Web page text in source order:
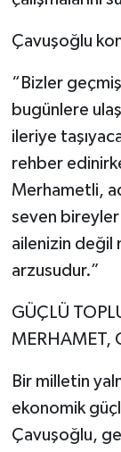
Çavuşoğlu
“Bizler
bugünlere
ileriye
rehber
Merhametli,
seven bireyler
ailenizin değil
arzusudur.”
GÜÇLÜ
MERHAMET,
Bir milletin
ekonomik
Çavuşoğlu,